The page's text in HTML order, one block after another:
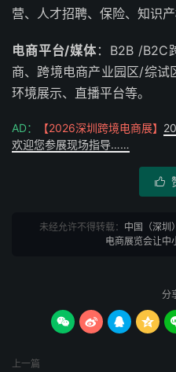
营、人才招聘、保险、知识
电商平台/媒体：B2B /B2C
商、跨境电商产业园区/综试
环境展示、直播平台等。
AD： 【2026深圳跨境电商展】
欢迎您参展现场指导……

未经允许不得转载： 中国（深圳
电商展览会让中
分
   
上一篇